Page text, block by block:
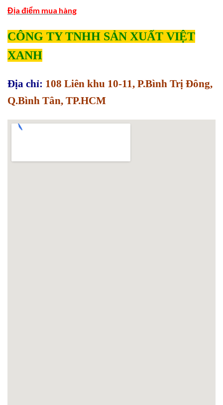
Địa điểm mua hàng
CÔNG TY TNHH SẢN XUẤT VIỆT
XANH
Địa chỉ: 108 Liên khu 10-11, P.Bình Trị Đông,
Q.Bình Tân, TP.HCM